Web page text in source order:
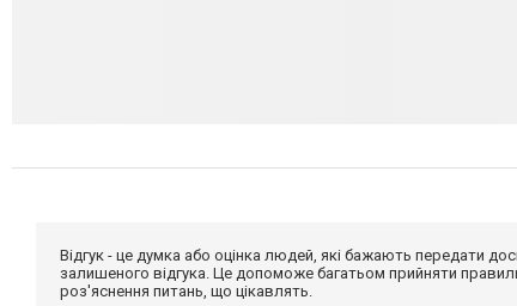
Відгук - це думка або оцінка людей, які бажають передати
залишеного відгука. Це допоможе багатьом прийняти
роз'яснення питань, що цікавлять.